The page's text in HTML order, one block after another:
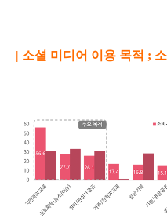
| 소셜 미디어 이용 목적 ;